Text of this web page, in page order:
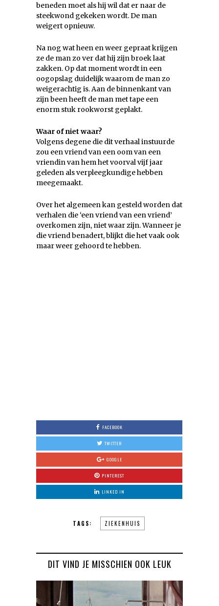
beneden moet als hij wil dat er naar de
steekwond gekeken wordt. De man
weigert opnieuw.
Na nog wat heen en weer gepraat krijgen
ze de man zo ver dat hij zijn broek laat
zakken. Op dat moment wordt in een
oogopslag duidelijk waarom de man zo
weigerachtig is. Aan de binnenkant van
zijn been heeft de man met tape een
enorm stuk rookworst geplakt.
Waar of niet waar?
Volgens degene die dit verhaal instuurde
zou een vriend van een oom van een
vriendin van hem het voorval vijf jaar
geleden als verpleegkundige hebben
meegemaakt.
Over het algemeen kan gesteld worden dat
verhalen die ‘een vriend van een vriend’
overkomen zijn, niet waar zijn. Wanneer je
die vriend benadert, blijkt die het vaak ook
maar weer gehoord te hebben.
FACEBOOK
TWITTER
GOOGLE
PINTEREST
LINKED IN
TAGS: ZIEKENHUIS
DIT VIND JE MISSCHIEN OOK LEUK